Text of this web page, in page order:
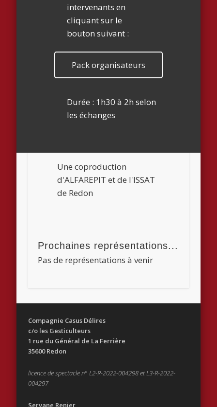
intervenants en
cliquant sur le
bouton suivant :
Pack organisateurs
Durée : 1h30 à 2h selon
les échanges
Une coproduction
d'ALFAREPIT et de l'ISSAT
de Redon
Prochaines représentations...
Pas de représentations à venir
Compagnie Casus Délires
c/o les Gesticulteurs
1 rue du Général de La Ferrière
35600 Redon
licence de spectacle n° L2-R-2022-004298 et L3-R-2022-
004297
Servane Renier